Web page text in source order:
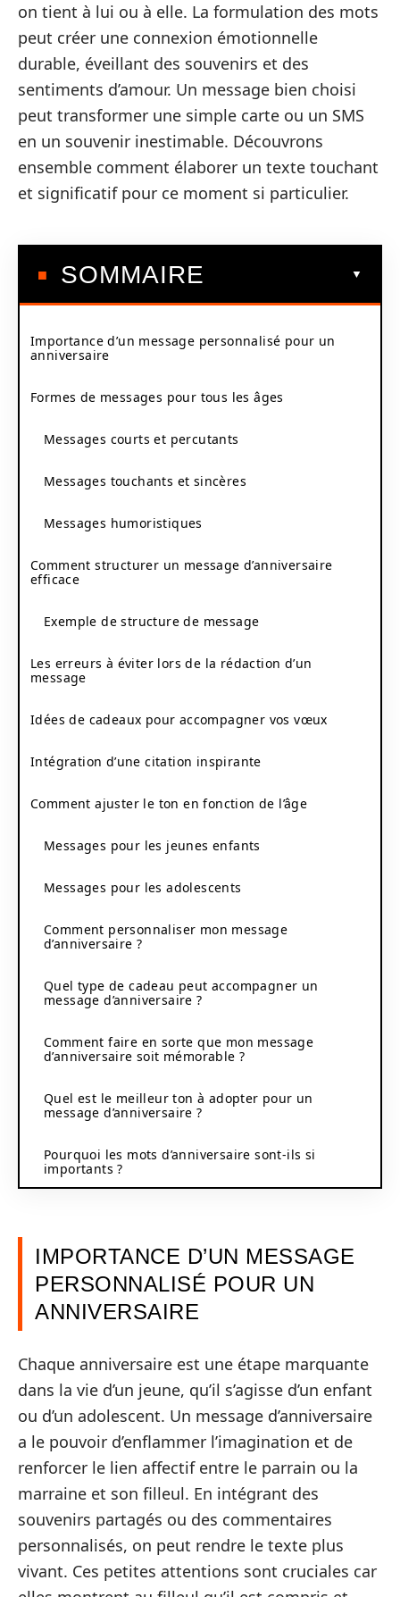
on tient à lui ou à elle. La formulation des mots
peut créer une connexion émotionnelle
durable, éveillant des souvenirs et des
sentiments d’amour. Un message bien choisi
peut transformer une simple carte ou un SMS
en un souvenir inestimable. Découvrons
ensemble comment élaborer un texte touchant
et significatif pour ce moment si particulier.
SOMMAIRE
Importance d’un message personnalisé pour un
anniversaire
Formes de messages pour tous les âges
Messages courts et percutants
Messages touchants et sincères
Messages humoristiques
Comment structurer un message d’anniversaire
efficace
Exemple de structure de message
Les erreurs à éviter lors de la rédaction d’un
message
Idées de cadeaux pour accompagner vos vœux
Intégration d’une citation inspirante
Comment ajuster le ton en fonction de l’âge
Messages pour les jeunes enfants
Messages pour les adolescents
Comment personnaliser mon message
d’anniversaire ?
Quel type de cadeau peut accompagner un
message d’anniversaire ?
Comment faire en sorte que mon message
d’anniversaire soit mémorable ?
Quel est le meilleur ton à adopter pour un
message d’anniversaire ?
Pourquoi les mots d’anniversaire sont-ils si
importants ?
IMPORTANCE D’UN MESSAGE
PERSONNALISÉ POUR UN
ANNIVERSAIRE
Chaque anniversaire est une étape marquante
dans la vie d’un jeune, qu’il s’agisse d’un enfant
ou d’un adolescent. Un message d’anniversaire
a le pouvoir d’enflammer l’imagination et de
renforcer le lien affectif entre le parrain ou la
marraine et son filleul. En intégrant des
souvenirs partagés ou des commentaires
personnalisés, on peut rendre le texte plus
vivant. Ces petites attentions sont cruciales car